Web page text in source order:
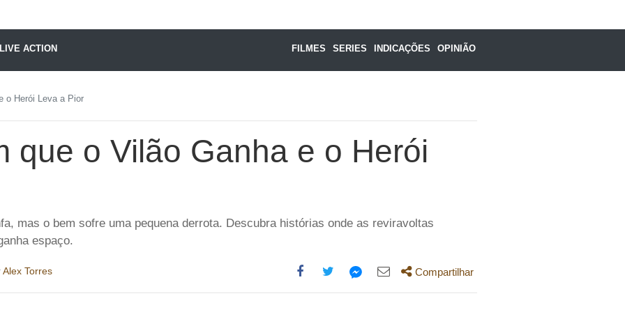
LIVE ACTION FILMES SERIES INDICAÇÕES OPINIÃO
o Herói Leva a Pior
que o Vilão Ganha e o Herói
mas o bem sofre uma pequena derrota. Descubra histórias onde as reviravoltas
espaço.
Alex Torres
Compartilhe
Compartilhe
Compartilhe
Compartilhe
Compartilhar